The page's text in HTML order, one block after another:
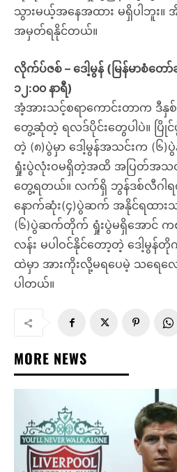
သွားမယ့်အနေအထား မရှိပါဘူး။
အမှတ်ရနိုင်တယ်။
လိုက်ပ်ဇစ် – ဒေါ့မွန် (မြန်မာစံတ
၁၂:၀၀ နာရီ)
အံ့အားသင့်စရာကောင်းတာက ဒီနှစ်
တွေ့ဆုံတဲ့ ရလဒ်ပိုင်းတွေပါပဲ။ ပြို
တဲ့ (၈)ပွဲမှာ ဒေါ့မွန်အသင်းက (၆)
ရှုံးပွဲလုံးဝမရှိတဲ့အထိ အပြတ်အသ
တွေ့ရတယ်။ လက်ရှိ ဘွန်ဒစ်လီဂါရလ
နောက်ဆုံး(၄)ပွဲဆက် အနိုင်ရထာ
(၆)ပွဲဆက်တိုက် ရှုံးပွဲမရှိအောင် ကစ
လန်း မပါဝင်နိုင်တော့တဲ့ ဒေါ့မွန်
ထဲမှာ အားကိုးလို့မရပေမဲ့ သရေလ
ပါတယ်။
MORE NEWS